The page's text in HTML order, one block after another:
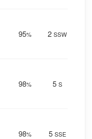
95% 2 SSW
98% 5 S
98% 5 SSE